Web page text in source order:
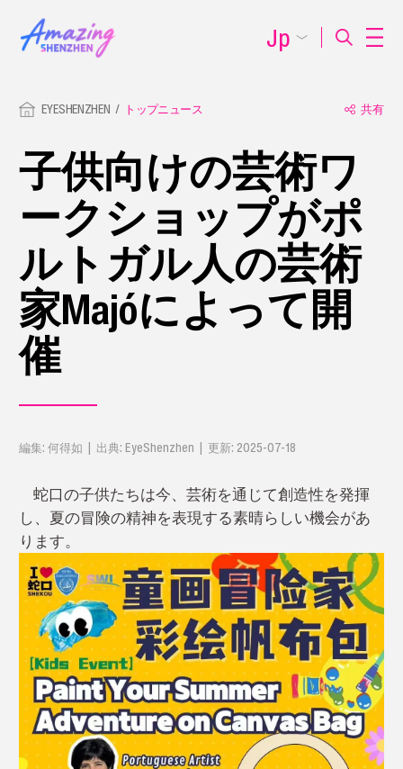
EYESHENZHEN トップニュース 共有
子供向けの芸術ワ
ークショップがポ
ルトガル人の芸術
家Majóによって開
催
編集: 何得如 | 出典: EyeShenzhen | 更新: 2025-07-18
蛇口の子供たちは今、芸術を通じて創造性を発揮
し、夏の冒険の精神を表現する素晴らしい機会があ
ります。
Jp